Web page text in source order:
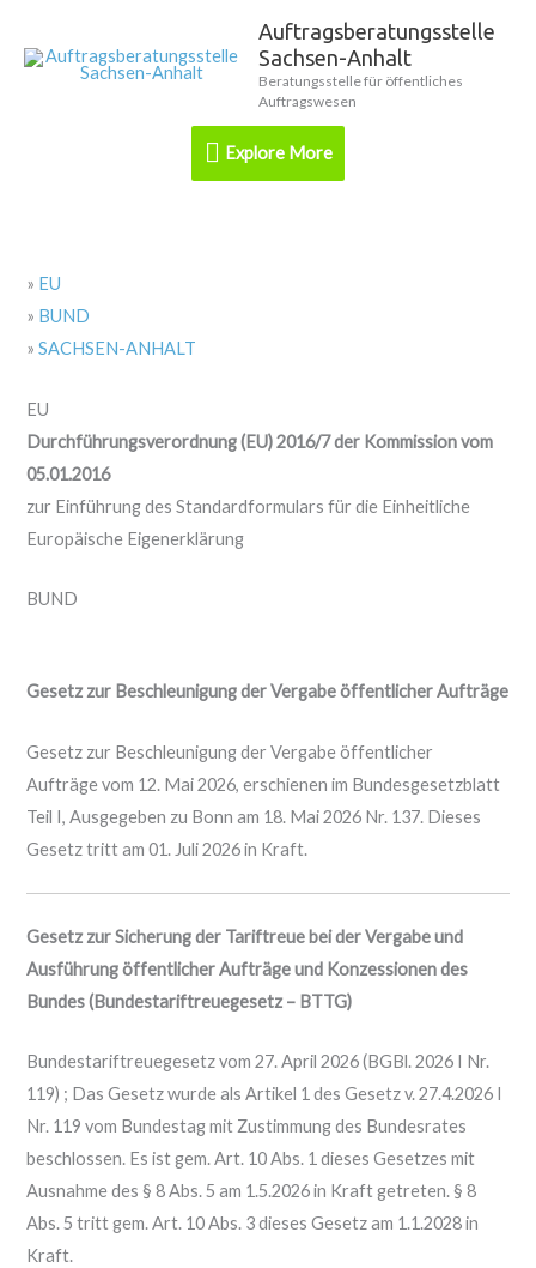
Inhalt
Auftragsberatungsstelle
Sachsen-Anhalt
Beratungsstelle für öffentliches
Auftragswesen
Explore
More
Explore More
» EU
» BUND
»SACHSEN-ANHALT
EU
Durchführungsverordnung (EU) 2016/7 der Kommission vom
05.01.2016
zur Einführung des Standardformulars für die Einheitliche
Europäische Eigenerklärung
BUND
Gesetz zur Beschleunigung der Vergabe öffentlicher Aufträge
Gesetz zur Beschleunigung der Vergabe öffentlicher
Aufträge vom 12. Mai 2026, erschienen im Bundesgesetzblatt
Teil I, Ausgegeben zu Bonn am 18. Mai 2026 Nr. 137. Dieses
Gesetz tritt am 01. Juli 2026 in Kraft.
Gesetz zur Sicherung der Tariftreue bei der Vergabe und
Ausführung öffentlicher Aufträge und Konzessionen des
Bundes (Bundestariftreuegesetz – BTTG)
Bundestariftreuegesetz vom 27. April 2026 (BGBl. 2026 I Nr.
119) ; Das Gesetz wurde als Artikel 1 des Gesetz v. 27.4.2026 I
Nr. 119 vom Bundestag mit Zustimmung des Bundesrates
beschlossen. Es ist gem. Art. 10 Abs. 1 dieses Gesetzes mit
Ausnahme des § 8 Abs. 5 am 1.5.2026 in Kraft getreten. § 8
Abs. 5 tritt gem. Art. 10 Abs. 3 dieses Gesetz am 1.1.2028 in
Kraft.